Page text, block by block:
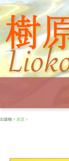
出版物 > 楽譜 >